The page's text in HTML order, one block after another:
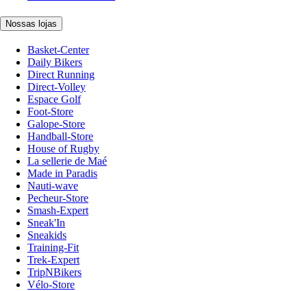
Nossas lojas
Basket-Center
Daily Bikers
Direct Running
Direct-Volley
Espace Golf
Foot-Store
Galope-Store
Handball-Store
House of Rugby
La sellerie de Maé
Made in Paradis
Nauti-wave
Pecheur-Store
Smash-Expert
Sneak'In
Sneakids
Training-Fit
Trek-Expert
TripNBikers
Vélo-Store